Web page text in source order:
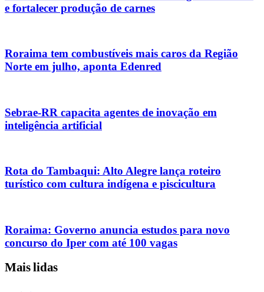
e fortalecer produção de carnes
Roraima tem combustíveis mais caros da Região
Norte em julho, aponta Edenred
Sebrae-RR capacita agentes de inovação em
inteligência artificial
Rota do Tambaqui: Alto Alegre lança roteiro
turístico com cultura indígena e piscicultura
Roraima: Governo anuncia estudos para novo
concurso do Iper com até 100 vagas
Mais lidas